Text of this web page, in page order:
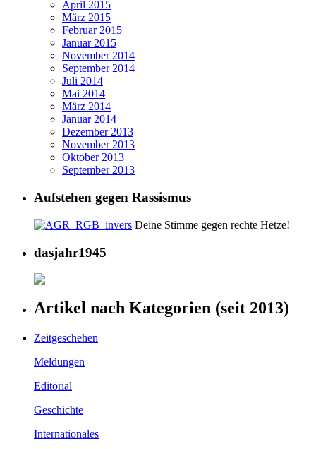
April 2015
März 2015
Februar 2015
Januar 2015
November 2014
September 2014
Juli 2014
Mai 2014
März 2014
Januar 2014
Dezember 2013
November 2013
Oktober 2013
September 2013
Aufstehen gegen Rassismus
Deine Stimme gegen rechte Hetze!
dasjahr1945
Artikel nach Kategorien (seit 2013)
Zeitgeschehen
Meldungen
Editorial
Geschichte
Internationales